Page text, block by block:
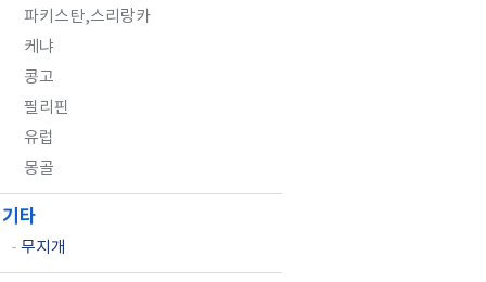
파키스탄,스리랑카
케냐
콩고
필리핀
유럽
몽골
기타
- 무지개